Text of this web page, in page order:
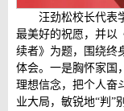
汪劲松校长代表
最美好的祝愿，并以
续者》为题，围绕终
体会。一是胸怀家国
理想信念，把个人奋
业大局，敏锐地“判”